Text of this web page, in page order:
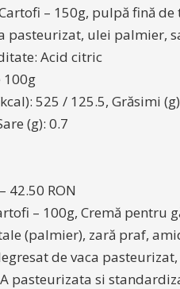
– 150g, pulpă fină
pasteurizat, ulei palmier,
Acid citric
525 / 125.5, Grăsimi
(g): 0.7
42.50 RON
– 100g, Cremă pentru
(palmier), zară praf,
de vaca
pasteurizata si